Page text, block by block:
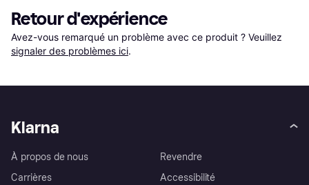
Retour d'expérience
Avez-vous remarqué un problème avec ce produit ? Veuillez
signaler des problèmes ici.
Klarna
À propos de nous
Carrières
Revendre
Accessibilité